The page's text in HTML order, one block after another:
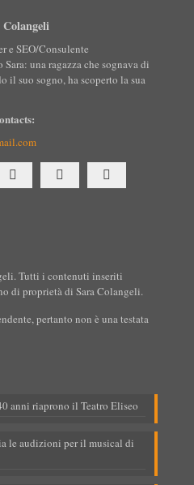
Colangeli
e SEO/Consulente
una ragazza che sognava di
il suo sogno, ha scoperto la sua
Tutti i contenuti inseriti
di proprietà di Sara Colangeli.
pertanto non è una testata
anni riaprono il Teatro Eliseo
le audizioni per il musical di